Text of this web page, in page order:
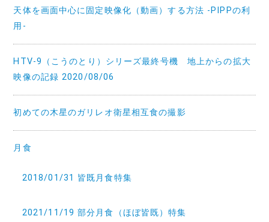
天体を画面中心に固定映像化（動画）する方法 -PIPPの利
用-
HTV-9（こうのとり）シリーズ最終号機 地上からの拡大
映像の記録 2020/08/06
初めての木星のガリレオ衛星相互食の撮影
月食
2018/01/31 皆既月食特集
2021/11/19 部分月食（ほぼ皆既）特集